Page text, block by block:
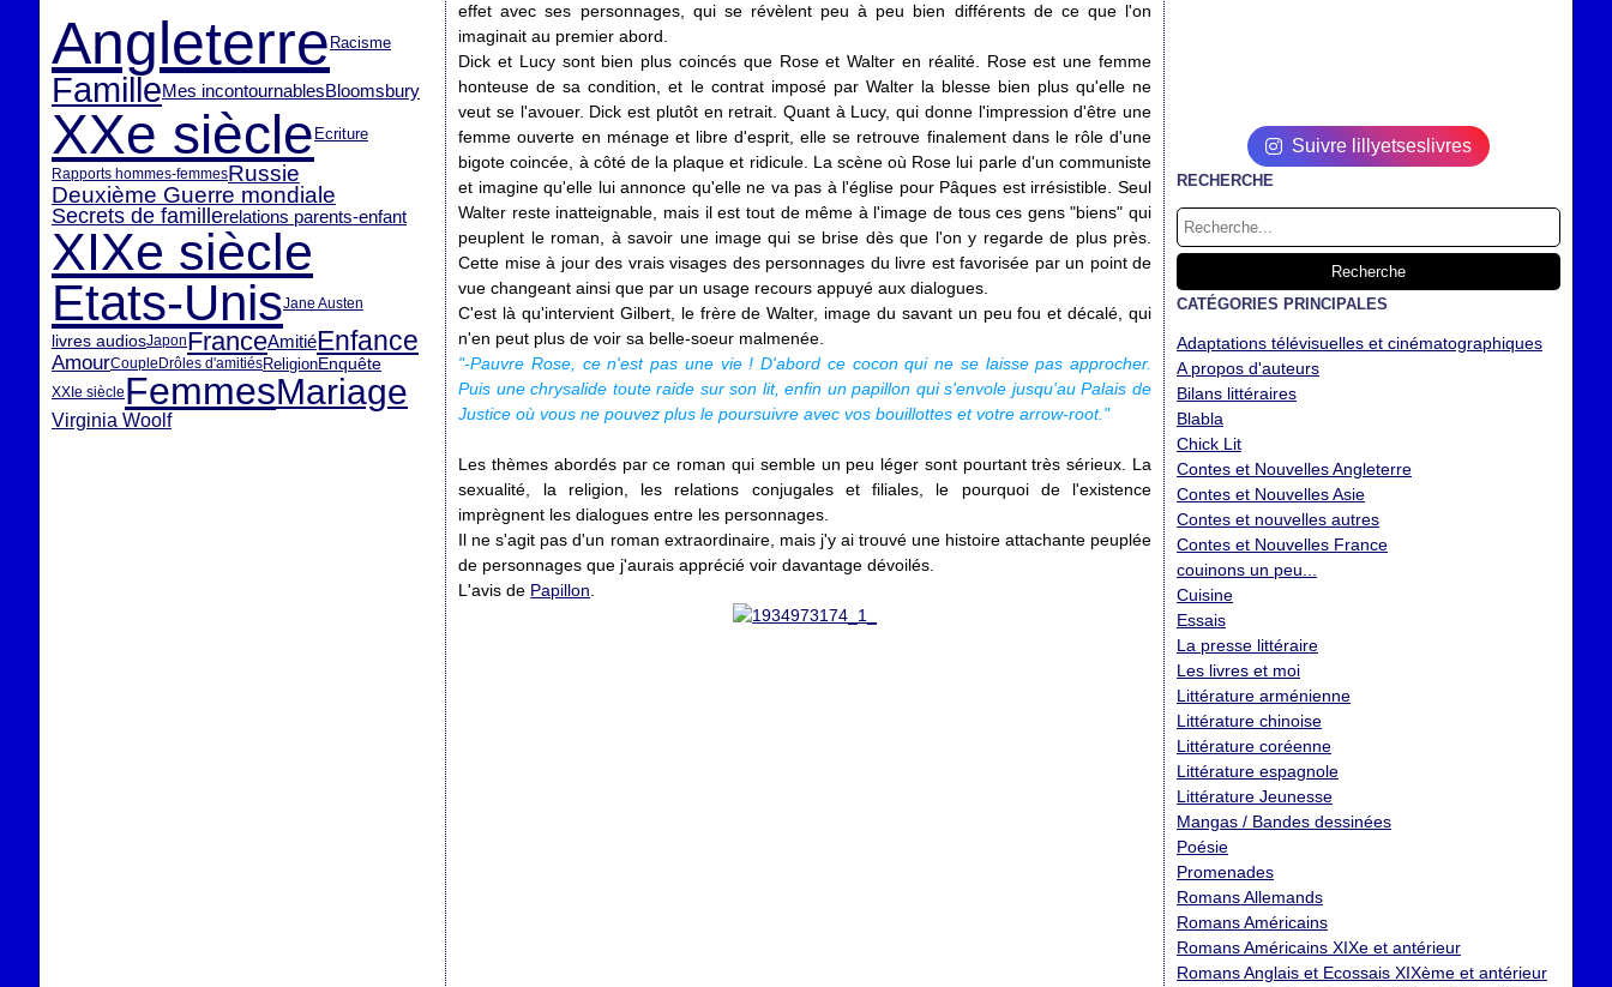
Angleterre Racisme
FamilleMes incontournablesBloomsbury
XXe siècle Ecriture
Rapports hommes-femmesRussie
Deuxième Guerre mondiale
Secrets de famillerelations parents-enfant
XIXe siècle
Etats-UnisJane Austen
livres audiosJaponFranceAmitiéEnfance
AmourCouple Drôles d'amitiésReligionEnquête
XXIe siècle FemmesMariage
Virginia Woolf
effet avec ses personnages, qui se révèlent peu à peu bien différents de ce que l'on
imaginait au premier abord.
Dick et Lucy sont bien plus coincés que Rose et Walter en réalité. Rose est une femme
honteuse de sa condition, et le contrat imposé par Walter la blesse bien plus qu'elle ne
veut se l'avouer. Dick est plutôt en retrait. Quant à Lucy, qui donne l'impression d'être une
femme ouverte en ménage et libre d'esprit, elle se retrouve finalement dans le rôle d'une
bigote coincée, à côté de la plaque et ridicule. La scène où Rose lui parle d'un communiste
et imagine qu'elle lui annonce qu'elle ne va pas à l'église pour Pâques est irrésistible. Seul
Walter reste inatteignable, mais il est tout de même à l'image de tous ces gens "biens" qui
peuplent le roman, à savoir une image qui se brise dès que l'on y regarde de plus près.
Cette mise à jour des vrais visages des personnages du livre est favorisée par un point de
vue changeant ainsi que par un usage recours appuyé aux dialogues.
C'est là qu'intervient Gilbert, le frère de Walter, image du savant un peu fou et décalé, qui
n'en peut plus de voir sa belle-soeur malmenée.
"-Pauvre Rose, ce n'est pas une vie ! D'abord ce cocon qui ne se laisse pas approcher.
Puis une chrysalide toute raide sur son lit, enfin un papillon qui s'envole jusqu'au Palais de
Justice où vous ne pouvez plus le poursuivre avec vos bouillottes et votre arrow-root."
Les thèmes abordés par ce roman qui semble un peu léger sont pourtant très sérieux. La
sexualité, la religion, les relations conjugales et filiales, le pourquoi de l'existence
imprègnent les dialogues entre les personnages.
Il ne s'agit pas d'un roman extraordinaire, mais j'y ai trouvé une histoire attachante peuplée
de personnages que j'aurais apprécié voir davantage dévoilés.
L'avis de Papillon
Suivre lillyetseslivres
RECHERCHE
CATÉGORIES PRINCIPALES
Adaptations télévisuelles et cinématographiques
A propos d'auteurs
Bilans littéraires
Blabla
Chick Lit
Contes et Nouvelles Angleterre
Contes et Nouvelles Asie
Contes et nouvelles autres
Contes et Nouvelles France
couinons un peu...
Cuisine
Essais
La presse littéraire
Les livres et moi
Littérature arménienne
Littérature chinoise
Littérature coréenne
Littérature espagnole
Littérature Jeunesse
Mangas / Bandes dessinées
Poésie
Promenades
Romans Allemands
Romans Américains
Romans Américains XIXe et antérieur
Romans Anglais et Ecossais XIXème et antérieur